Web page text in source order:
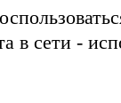
в сети -